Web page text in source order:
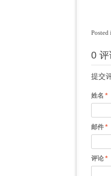
Posted
0 评
提交
姓名
邮件
评论